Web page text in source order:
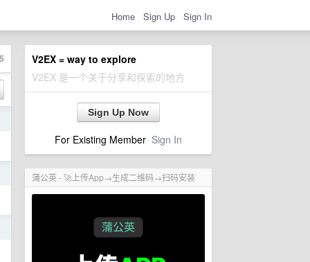
Home Sign Up Sign In
V2EX = way to explore
V2EX 是一个关于分享和探索的地方
Sign Up Now
For Existing Member Sign In
蒲公英 - 🚀上传App→生成二维码→扫码安装